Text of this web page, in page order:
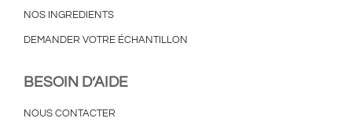
NOS INGREDIENTS
DEMANDER VOTRE ÉCHANTILLON
BESOIN D’AIDE
NOUS CONTACTER